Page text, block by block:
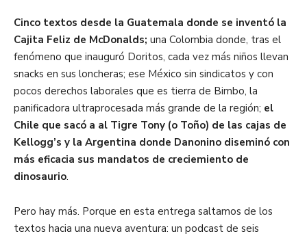
Cinco textos desde la Guatemala donde se inventó la
Cajita Feliz de McDonalds; una Colombia donde, tras el
fenómeno que inauguró Doritos, cada vez más niños llevan
snacks en sus loncheras; ese México sin sindicatos y con
pocos derechos laborales que es tierra de Bimbo, la
panificadora ultraprocesada más grande de la región; el
Chile que sacó a al Tigre Tony (o Toño) de las cajas de
Kellogg’s y la Argentina donde Danonino diseminó con
más eficacia sus mandatos de creciemiento de
dinosaurio.
Pero hay más. Porque en esta entrega saltamos de los
textos hacia una nueva aventura: un podcast de seis